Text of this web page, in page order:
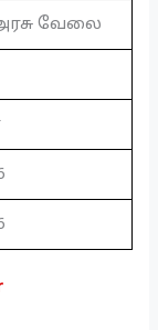
வேலை